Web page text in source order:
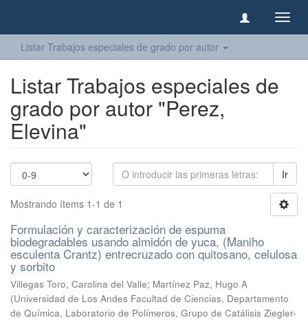
Listar Trabajos especiales de grado por autor
Listar Trabajos especiales de
grado por autor "Perez,
Elevina"
Ir
Mostrando ítems 1-1 de 1
Formulación y caracterización de espuma
biodegradables usando almidón de yuca, (Maniho
esculenta Crantz) entrecruzado con quitosano, celulosa
y sorbito
Villegas Toro, Carolina del Valle; Martínez Paz, Hugo A
(Universidad de Los Andes Facultad de Ciencias, Departamento
de Química, Laboratorio de Polímeros, Grupo de Catálisis Ziegler-